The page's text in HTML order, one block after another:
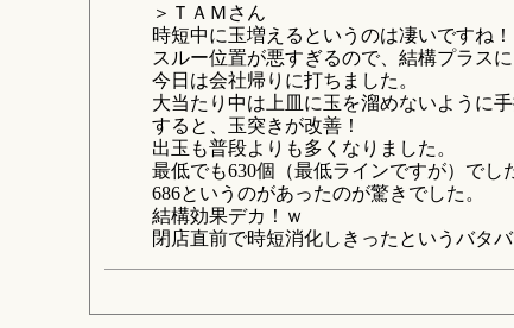
＞ＴＡＭさん
時短中に玉増えるというのは凄いですね！
スルー位置が悪すぎるので、結構プラス
今日は会社帰りに打ちました。
大当たり中は上皿に玉を溜めないように
すると、玉突きが改善！
出玉も普段よりも多くなりました。
最低でも630個（最低ラインですが）でし
686というのがあったのが驚きでした。
結構効果デカ！ｗ
閉店直前で時短消化しきったというバタ